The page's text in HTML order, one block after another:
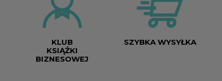
KLUB
KSIĄŻKI
BIZNESOWEJ
SZYBKA WYSYŁKA